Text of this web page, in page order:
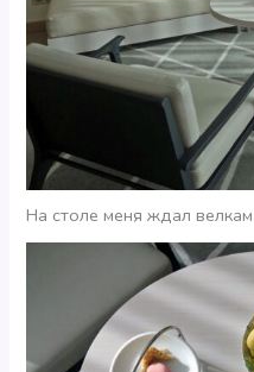
На столе меня ждал